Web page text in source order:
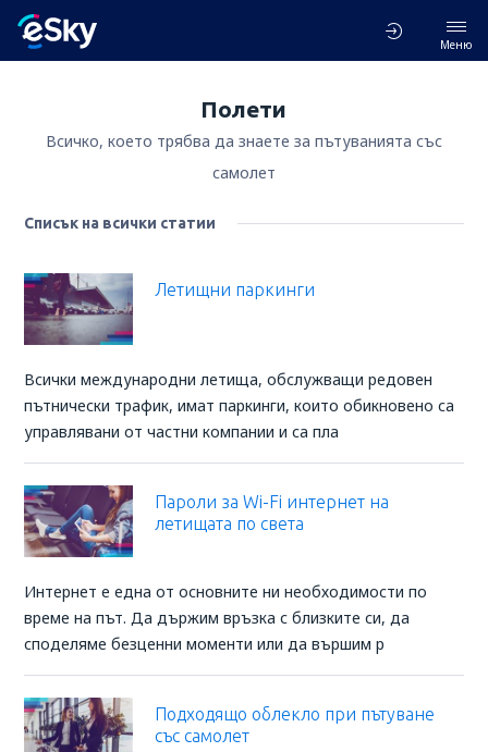
Меню
Полети
Всичко, което трябва да знаете за пътуванията със
самолет
Списък на всички статии
Летищни паркинги
Всички международни летища, обслужващи редовен
пътнически трафик, имат паркинги, които обикновено са
управлявани от частни компании и са пла
Пароли за Wi-Fi интернет на
летищата по света
Интернет е една от основните ни необходимости по
време на път. Да държим връзка с близките си, да
споделяме безценни моменти или да вършим р
Подходящо облекло при пътуване
със самолет